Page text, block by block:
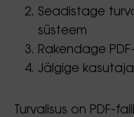
Seadistage
süsteem
Rakendage
Jälgige
Turvalisus on PDF-